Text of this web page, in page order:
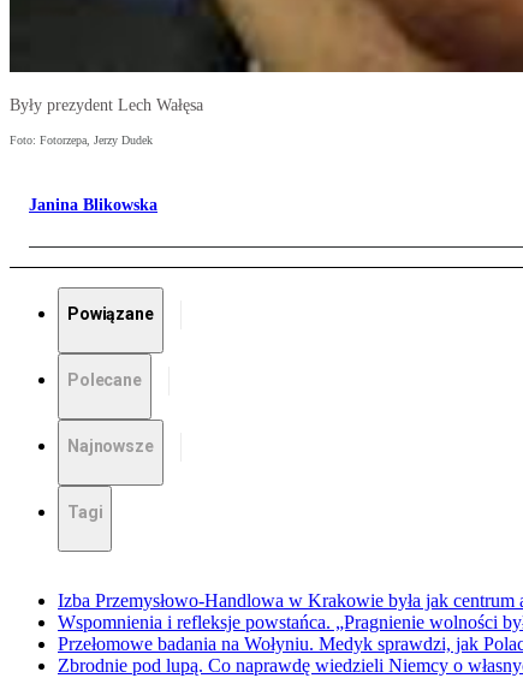
Były prezydent Lech Wałęsa
Foto: Fotorzepa, Jerzy Dudek
Janina Blikowska
Powiązane
Polecane
Najnowsze
Tagi
Izba Przemysłowo-Handlowa w Krakowie była jak centrum
Wspomnienia i refleksje powstańca. „Pragnienie wolności
Przełomowe badania na Wołyniu. Medyk sprawdzi, jak
Zbrodnie pod lupą. Co naprawdę wiedzieli Niemcy o